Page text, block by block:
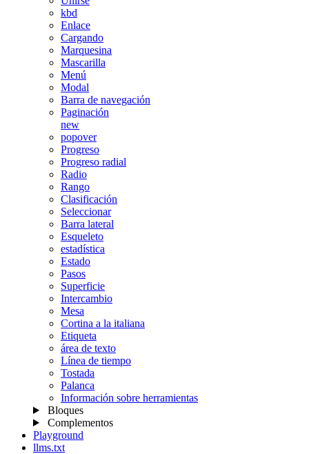
kbd
Enlace
Cargando
Marquesina
Mascarilla
Menú
Modal
Barra de navegación
Paginación
new
popover
Progreso
Progreso radial
Radio
Rango
Clasificación
Seleccionar
Barra lateral
Esqueleto
estadística
Estado
Pasos
Superficie
Intercambio
Mesa
Cortina a la italiana
Etiqueta
área de texto
Línea de tiempo
Tostada
Palanca
Información sobre herramientas
Bloques
Complementos
Playground
llms.txt